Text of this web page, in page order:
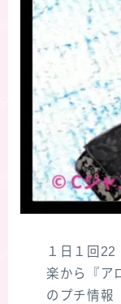
１日１回
楽から『ア
のプチ情報